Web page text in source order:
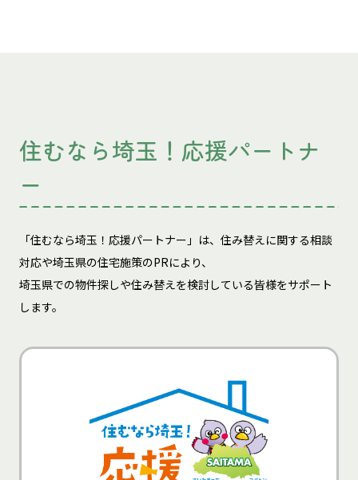
住むなら埼玉！応援パートナ
ー
「住むなら埼玉！応援パートナー」は、住み替えに関する相談
対応や埼玉県の住宅施策のPRにより、
埼玉県での物件探しや住み替えを検討している皆様をサポート
します。